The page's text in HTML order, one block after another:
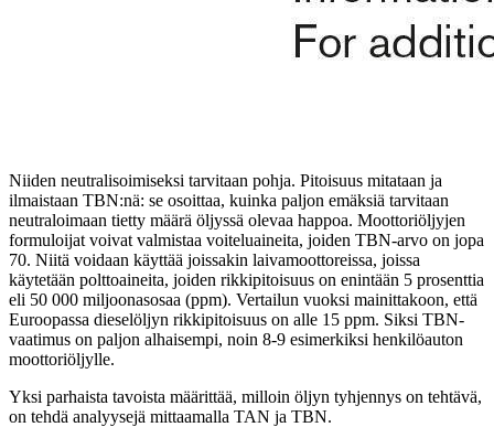
Niiden neutralisoimiseksi tarvitaan pohja. Pitoisuus mitataan ja
ilmaistaan TBN:nä: se osoittaa, kuinka paljon emäksiä tarvitaan
neutraloimaan tietty määrä öljyssä olevaa happoa. Moottoriöljyjen
formuloijat voivat valmistaa voiteluaineita, joiden TBN-arvo on jopa
70. Niitä voidaan käyttää joissakin laivamoottoreissa, joissa
käytetään polttoaineita, joiden rikkipitoisuus on enintään 5 prosenttia
eli 50 000 miljoonasosaa (ppm). Vertailun vuoksi mainittakoon, että
Euroopassa dieselöljyn rikkipitoisuus on alle 15 ppm. Siksi TBN-
vaatimus on paljon alhaisempi, noin 8-9 esimerkiksi henkilöauton
moottoriöljylle.
Yksi parhaista tavoista määrittää, milloin öljyn tyhjennys on tehtävä,
on tehdä analyysejä mittaamalla TAN ja TBN.